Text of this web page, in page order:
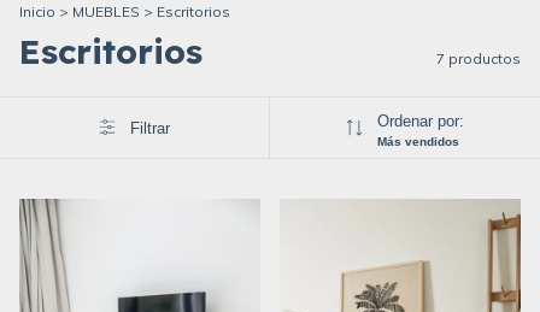
Inicio > MUEBLES > Escritorios
Escritorios 7 productos
Filtrar Ordenar por:
Más vendidos